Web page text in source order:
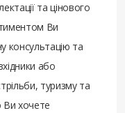
та цінового
Ви
консультацію та
або
туризму та
Ви хочете